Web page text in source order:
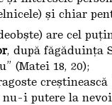
și chiar
are cel
, după făgăduința
(Matei 18, 20);
i putere la